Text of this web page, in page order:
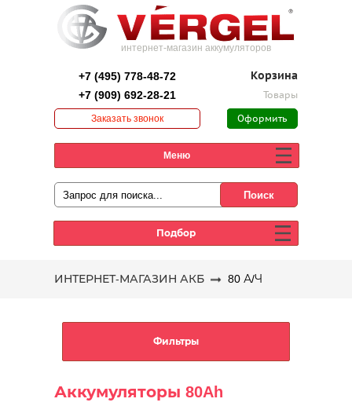
интернет-магазин аккумуляторов
+7 (495) 778-48-72
+7 (909) 692-28-21
Заказать звонок
Корзина
Товары
Оформить
Меню
Подбор
ИНТЕРНЕТ-МАГАЗИН АКБ 80 А/Ч
Аккумуляторы 80Ah